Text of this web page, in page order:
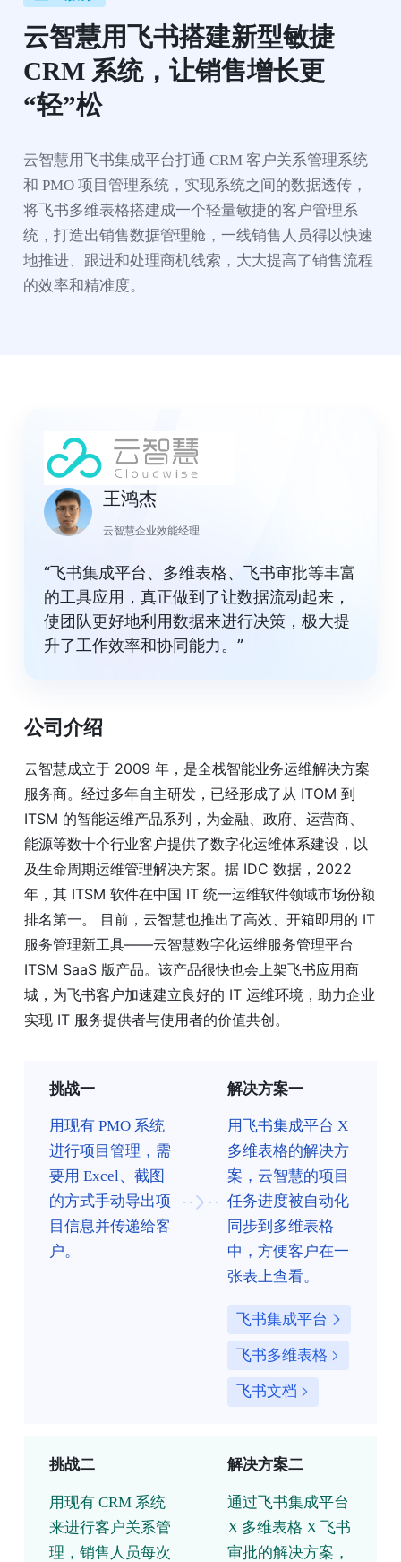
云智慧用飞书搭建新型敏捷
CRM 系统，让销售增长更
“轻”松
云智慧用飞书集成平台打通 CRM 客户关系管理系统
和 PMO 项目管理系统，实现系统之间的数据透传，
将飞书多维表格搭建成一个轻量敏捷的客户管理系
统，打造出销售数据管理舱，一线销售人员得以快速
地推进、跟进和处理商机线索，大大提高了销售流程
的效率和精准度。
王鸿杰
云智慧企业效能经理
“飞书集成平台、多维表格、飞书审批等丰富
的工具应用，真正做到了让数据流动起来，
使团队更好地利用数据来进行决策，极大提
升了工作效率和协同能力。”
公司介绍
云智慧成立于 2009 年，是全栈智能业务运维解决方案
服务商。经过多年自主研发，已经形成了从 ITOM 到
ITSM 的智能运维产品系列，为金融、政府、运营商、
能源等数十个行业客户提供了数字化运维体系建设，以
及生命周期运维管理解决方案。据 IDC 数据，2022
年，其 ITSM 软件在中国 IT 统一运维软件领域市场份额
排名第一。 目前，云智慧也推出了高效、开箱即用的 IT
服务管理新工具——云智慧数字化运维服务管理平台
ITSM SaaS 版产品。该产品很快也会上架飞书应用商
城，为飞书客户加速建立良好的 IT 运维环境，助力企业
实现 IT 服务提供者与使用者的价值共创。
挑战一
用现有 PMO 系统
进行项目管理，需
要用 Excel、截图
的方式手动导出项
目信息并传递给客
户。
解决方案一
用飞书集成平台 X
多维表格的解决方
案，云智慧的项目
任务进度被自动化
同步到多维表格
中，方便客户在一
张表上查看。
飞书集成平台
飞书多维表格
飞书文档
挑战二
用现有 CRM 系统
来进行客户关系管
理，销售人员每次
解决方案二
通过飞书集成平台
X 多维表格 X 飞书
审批的解决方案，